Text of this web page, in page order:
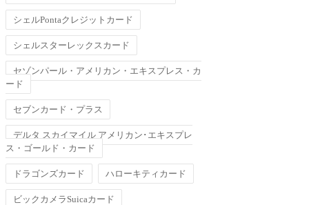
シェルPontaクレジットカード
シェルスターレックスカード
セゾンパール・アメリカン・エキスプレス・カ
ード
セブンカード・プラス
デルタ スカイマイル アメリカン･エキスプレ
ス・ゴールド・カード
ドラゴンズカード ハローキティカード
ビックカメラSuicaカード